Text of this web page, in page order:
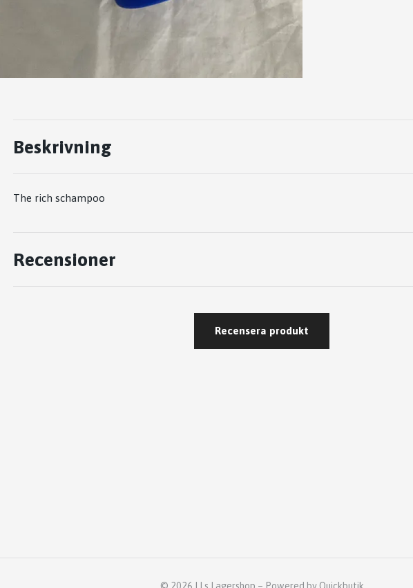
Beskrivning
The rich schampoo
Recensioner
Recensera produkt
© 2026 LLs Lagershop – Powered by Quickbutik